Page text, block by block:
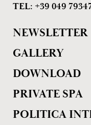
TEL: +39 049
NEWSLETTER
GALLERY
DOWNLOAD
PRIVATE SPA
POLITICA